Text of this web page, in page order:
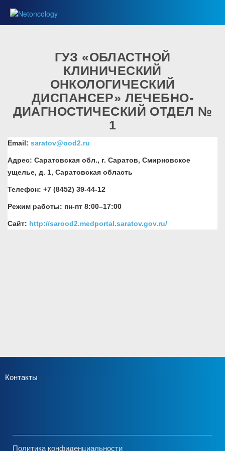
ГУЗ «ОБЛАСТНОЙ
КЛИНИЧЕСКИЙ
ОНКОЛОГИЧЕСКИЙ
ДИСПАНСЕР» ЛЕЧЕБНО-
ДИАГНОСТИЧЕСКИЙ ОТДЕЛ №
1
Email: saratov@ood2.ru
Адрес: Саратовская обл., г. Саратов, Смирновское
ущелье, д. 1, Саратовская область
Телефон: +7 (8452) 39-44-12
Режим работы: пн-пт 8:00–17:00
Сайт: http://sarood2.medportal.saratov.gov.ru/
Контакты
Политика конфиденциальности